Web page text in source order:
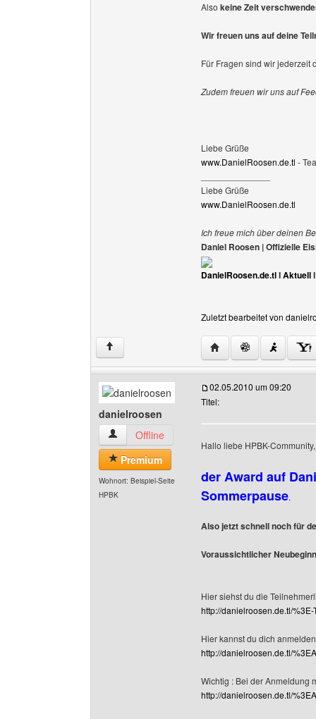
Also keine Zeit
Wir freuen uns auf deine
Für Fragen sind wir jederzeit
Zudem freuen wir uns auf
Liebe Grüße
www.DanielRoosen.de.tl -
Liebe Grüße
www.DanielRoosen.de.tl
Ich freue mich über deinen
Daniel Roosen | Offizielle
DanielRoosen.de.tlIAktuell
Zuletzt bearbeitet von
↑ Website dieses
danielroosen
danielroosen Benutzer-Profile anzeigen
Offline
Premium
Wohnort: Beispiel-Seite
HPBK
02.05.2010 um 09:20
Titel:
Hallo liebe HPBK-Community,
der Award auf
Sommerpause.
Also jetzt schnell noch für
Voraussichtlicher
Hier siehst du die
http://danielroosen.de.tl/
Hier kannst du dich
http://danielroosen.de.tl/
Wichtig : Bei der Anmeldung
http://danielroosen.de.tl/